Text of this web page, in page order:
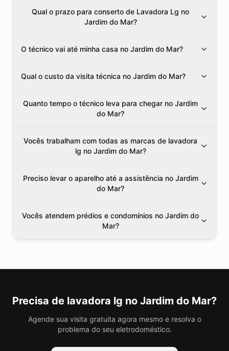
Qual o prazo para conserto de Lavadora Lg no
Jardim do Mar?
O técnico vai até minha casa no Jardim do Mar?
Qual o custo da visita técnica no Jardim do Mar?
Quanto tempo o técnico leva para chegar no Jardim
do Mar?
Vocês trabalham com todas as marcas de lavadora
lg no Jardim do Mar?
Preciso levar o aparelho até a assistência no Jardim
do Mar?
Vocês atendem prédios e condomínios no Jardim do
Mar?
Precisa de lavadora lg no Jardim do Mar?
Agende sua visita gratuita agora mesmo e resolva o
problema do seu eletrodoméstico.